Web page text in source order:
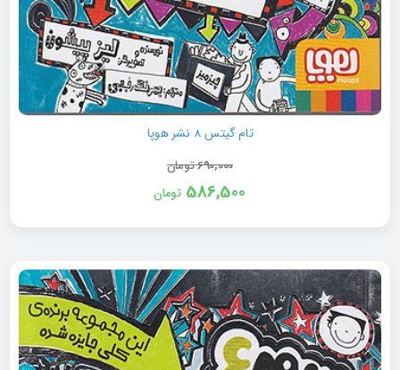
تام گیتس 8 نشر هوپا
690,000تومان
586,500 تومان